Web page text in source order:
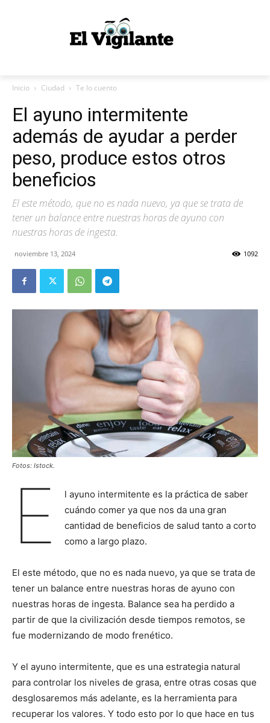
Inicio Ciudad Te lo cuento
El ayuno intermitente
además de ayudar a perder
peso, produce estos otros
beneficios
El este método, que no es nada nuevo, ya que se trata de
tener un balance entre nuestras horas de ayuno con
nuestras horas de ingesta.
noviembre 13, 2024 1092
Fotos: Istock.
E
l ayuno intermitente es la práctica de saber
cuándo comer ya que nos da una gran
cantidad de beneficios de salud tanto a corto
como a largo plazo.
El este método, que no es nada nuevo, ya que se trata de
tener un balance entre nuestras horas de ayuno con
nuestras horas de ingesta. Balance sea ha perdido a
partir de que la civilización desde tiempos remotos, se
fue modernizando de modo frenético.
Y el ayuno intermitente, que es una estrategia natural
para controlar los niveles de grasa, entre otras cosas que
desglosaremos más adelante, es la herramienta para
recuperar los valores. Y todo esto por lo que hace en tus